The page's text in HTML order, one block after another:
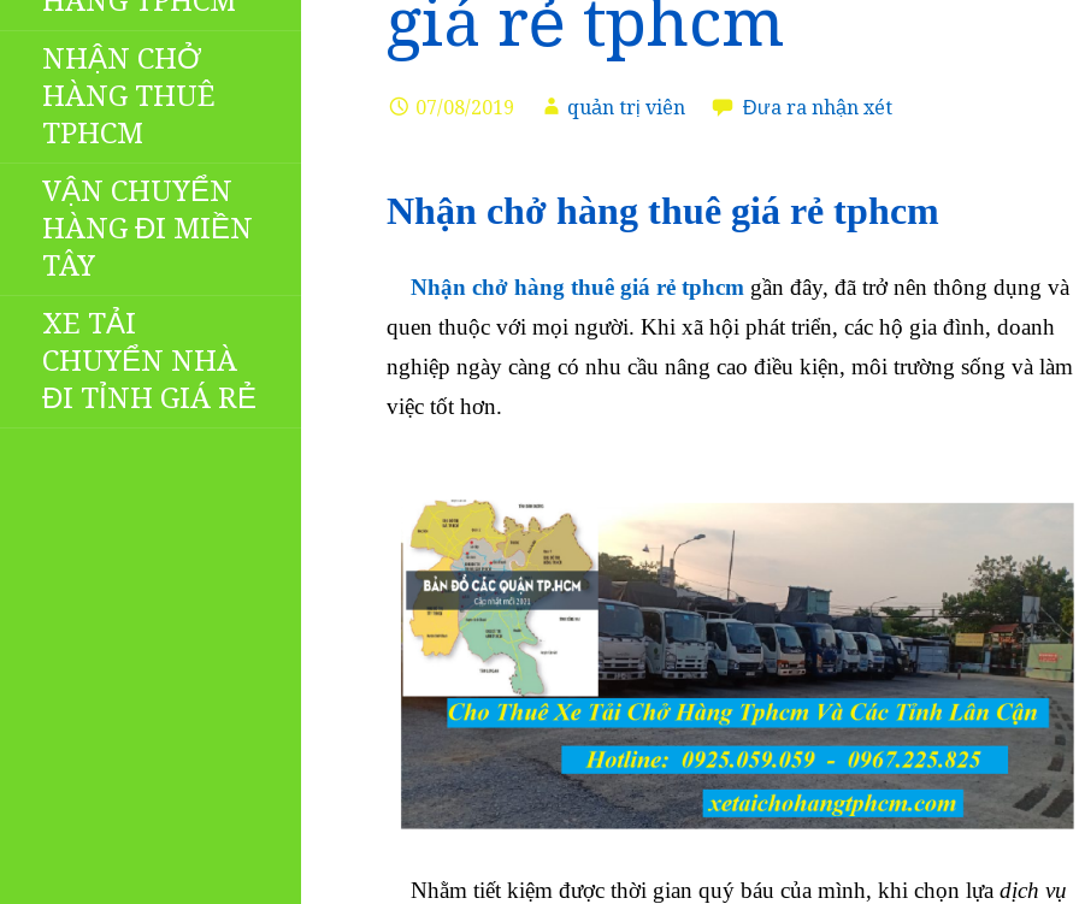
NHẬN CHỞ
HÀNG THUÊ
TPHCM
VẬN CHUYỂN
HÀNG ĐI MIỀN
TÂY
XE TẢI
CHUYỂN NHÀ
ĐI TỈNH GIÁ RẺ
giá rẻ tphcm
07/08/2019 quản trị viên Đưa ra nhận xét
Nhận chở hàng thuê giá rẻ tphcm
Nhận chở hàng thuê giá rẻ tphcm gần đây, đã trở nên thông dụng và
quen thuộc với mọi người. Khi xã hội phát triển, các hộ gia đình, doanh
nghiệp ngày càng có nhu cầu nâng cao điều kiện, môi trường sống và làm
việc tốt hơn.
Nhằm tiết kiệm được thời gian quý báu của mình, khi chọn lựa dịch vụ